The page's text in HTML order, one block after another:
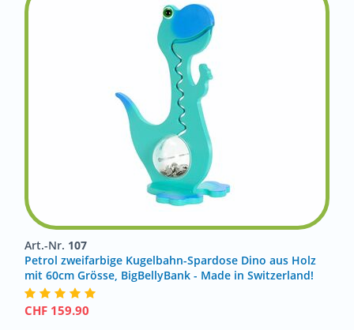
Art.-Nr. 107
Petrol zweifarbige Kugelbahn-Spardose Dino aus Holz
mit 60cm Grösse, BigBellyBank - Made in Switzerland!
CHF 159.90